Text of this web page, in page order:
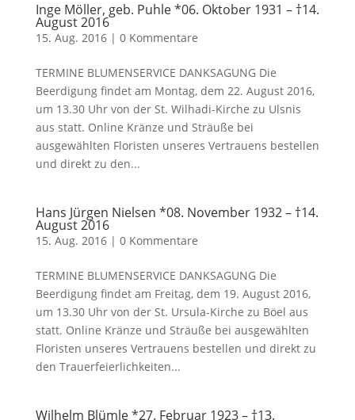
Inge Möller, geb. Puhle *06. Oktober 1931 – †14.
August 2016
15. Aug. 2016| 0 Kommentare
TERMINE BLUMENSERVICE DANKSAGUNG Die
Beerdigung findet am Montag, dem 22. August 2016,
um 13.30 Uhr von der St. Wilhadi-Kirche zu Ulsnis
aus statt. Online Kränze und Sträuße bei
ausgewählten Floristen unseres Vertrauens bestellen
und direkt zu den...
Hans Jürgen Nielsen *08. November 1932 – †14.
August 2016
15. Aug. 2016| 0 Kommentare
TERMINE BLUMENSERVICE DANKSAGUNG Die
Beerdigung findet am Freitag, dem 19. August 2016,
um 13.30 Uhr von der St. Ursula-Kirche zu Böel aus
statt. Online Kränze und Sträuße bei ausgewählten
Floristen unseres Vertrauens bestellen und direkt zu
den Trauerfeierlichkeiten...
Wilhelm Blümle *27. Februar 1923 – †13.